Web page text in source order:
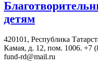
детям
420101, Республика
Камая, д. 12, пом. 1006. +7
fund-rd@mail.ru